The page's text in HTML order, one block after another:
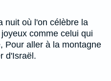
nuit où l'on célèbre la
comme celui qui
Pour aller à la montagne
d'Israël.